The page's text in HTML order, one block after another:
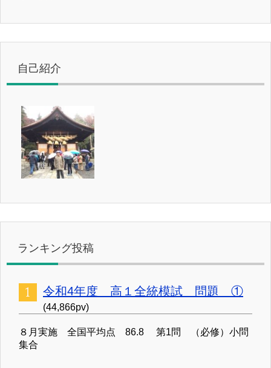
自己紹介
ランキング投稿
令和4年度 高１全統模試 問題 ①
(44,866pv)
８月実施 全国平均点 86.8 第1問 （必修）小問
集合